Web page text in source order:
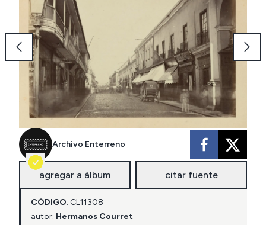
Archivo Enterreno
agregar a álbum citar fuente
CÓDIGO: CL11308
autor: Hermanos Courret